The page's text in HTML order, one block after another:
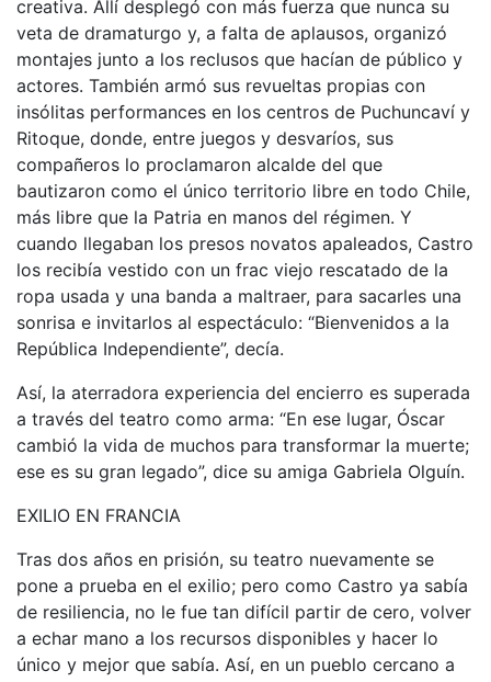
creativa. Allí desplegó con más fuerza que nunca su
veta de dramaturgo y, a falta de aplausos, organizó
montajes junto a los reclusos que hacían de público y
actores. También armó sus revueltas propias con
insólitas performances en los centros de Puchuncaví y
Ritoque, donde, entre juegos y desvaríos, sus
compañeros lo proclamaron alcalde del que
bautizaron como el único territorio libre en todo Chile,
más libre que la Patria en manos del régimen. Y
cuando llegaban los presos novatos apaleados, Castro
los recibía vestido con un frac viejo rescatado de la
ropa usada y una banda a maltraer, para sacarles una
sonrisa e invitarlos al espectáculo: “Bienvenidos a la
República Independiente”, decía.
Así, la aterradora experiencia del encierro es superada
a través del teatro como arma: “En ese lugar, Óscar
cambió la vida de muchos para transformar la muerte;
ese es su gran legado”, dice su amiga Gabriela Olguín.
EXILIO EN FRANCIA
Tras dos años en prisión, su teatro nuevamente se
pone a prueba en el exilio; pero como Castro ya sabía
de resiliencia, no le fue tan difícil partir de cero, volver
a echar mano a los recursos disponibles y hacer lo
único y mejor que sabía. Así, en un pueblo cercano a